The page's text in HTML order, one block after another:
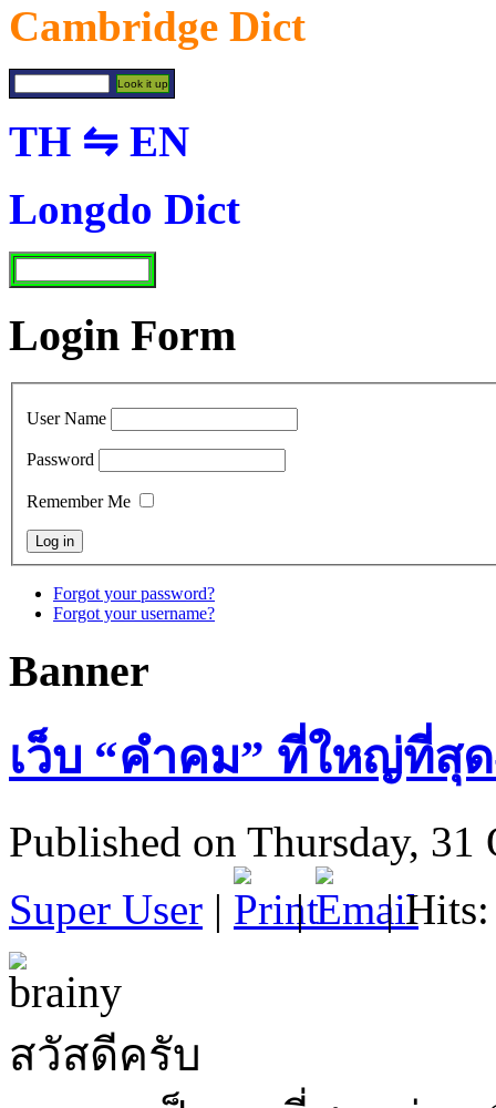
Cambridge Dict
TH ⇋ EN
Longdo Dict
Login Form
User Name
Password
Remember Me
Forgot your password?
Forgot your username?
Banner
เว็บ “คำคม” ที่ใหญ่ที่สุ
Published on Thursday, 31
Super User | | | Hits:
สวัสดีครับ